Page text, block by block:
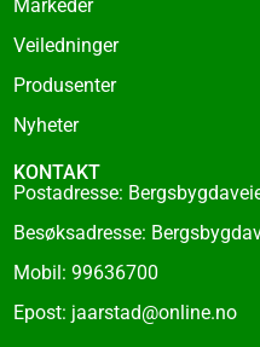
-
f
Markeder
Veiledninger
Produsenter
Nyheter
KONTAKT
Postadresse:
Besøksadresse:
Mobil: 99636700
Epost: jaarstad@online.no